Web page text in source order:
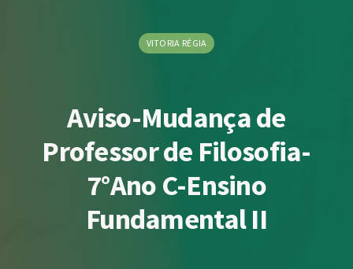
VITORIA RÉGIA
Aviso-Mudança de
Professor de Filosofia-
7°Ano C-Ensino
Fundamental II